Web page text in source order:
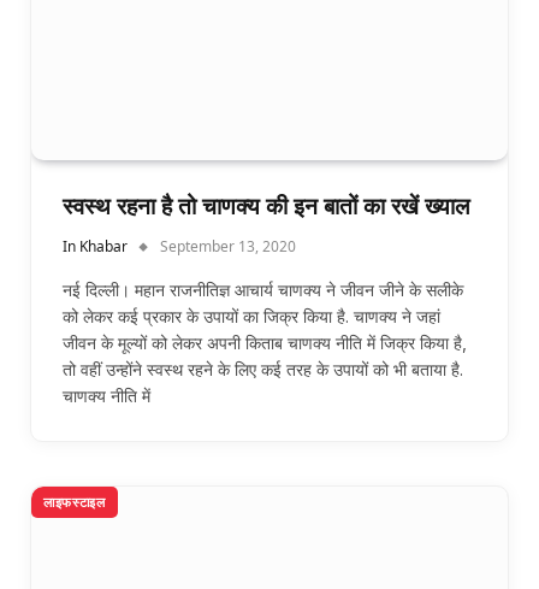
स्वस्थ रहना है तो चाणक्य की इन बातों का रखें ख्याल
In Khabar September 13, 2020
नई दिल्ली। महान राजनीतिज्ञ आचार्य चाणक्य ने जीवन जीने के सलीके
को लेकर कई प्रकार के उपायों का जिक्र किया है. चाणक्य ने जहां
जीवन के मूल्यों को लेकर अपनी किताब चाणक्य नीति में जिक्र किया है,
तो वहीं उन्होंने स्वस्थ रहने के लिए कई तरह के उपायों को भी बताया है.
चाणक्य नीति में
लाइफस्टाइल